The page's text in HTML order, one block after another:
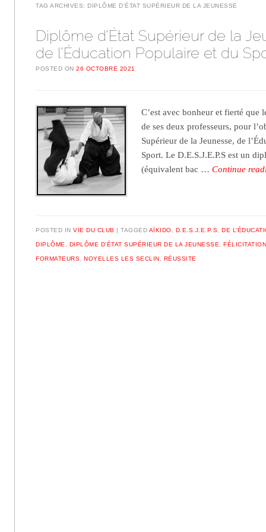
TAG ARCHIVES: DIPLÔME D’ÉTAT SUPÉRIEUR DE LA JEUNESSE
Diplôme d’État Supérieur de la
de l’Éducation Populaire et du
POSTED ON26 OCTOBRE 2021
C’est avec bonheur et fierté que
de ses deux professeurs, pour
Supérieur de la Jeunesse, de
Sport. Le D.E.S.J.E.P.S est un
(équivalent bac …Continue
POSTED INVIE DU CLUB TAGGED AÏKIDO D.E.S.J.E.P.S ,DE
DIPLÔME DIPLÔME D’ÉTAT SUPÉRIEUR DE LA JEUNESSE ,
FORMATEURS ,NOYELLES LES SECLIN RÉUSSITE